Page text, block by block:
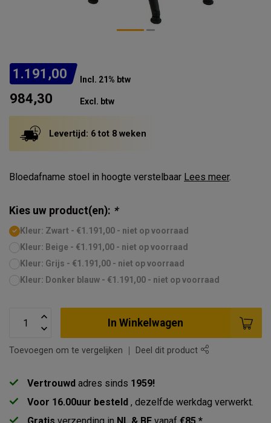
1.191,00 Incl. 21% btw
984,30 Excl. btw
Levertijd: 6 tot 8 weken
Bloedafname stoel in hoogte verstelbaar Lees meer.
Kies uw product(en): *
Kleur: Zwart - €1.191,00 - niet op voorraad
Kleur: Beige - €1.191,00 - niet op voorraad
Kleur: Grijs - €1.191,00 - niet op voorraad
Kleur: Donker blauw - €1.191,00 - niet op voorraad
In Winkelwagen
Toevoegen om te vergelijken Deel dit product
Vertrouwd adres sinds 1959!
Voor 16.00uur besteld , dezelfde werkdag verwerkt.